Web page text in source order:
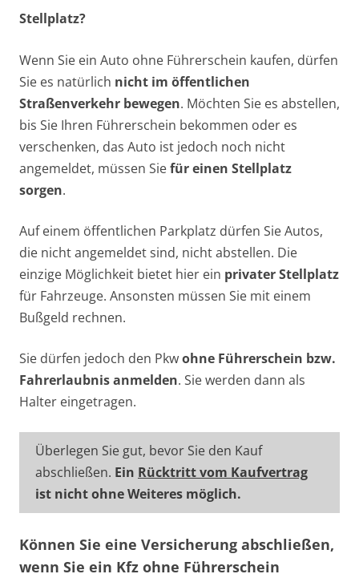
Stellplatz?
Wenn Sie ein Auto ohne Führerschein kaufen, dürfen
Sie es natürlich nicht im öffentlichen
Straßenverkehr bewegen. Möchten Sie es abstellen,
bis Sie Ihren Führerschein bekommen oder es
verschenken, das Auto ist jedoch noch nicht
angemeldet, müssen Siefür einen Stellplatz
sorgen.
Auf einem öffentlichen Parkplatz dürfen Sie Autos,
die nicht angemeldet sind, nicht abstellen. Die
einzige Möglichkeit bietet hier ein privater Stellplatz
für Fahrzeuge. Ansonsten müssen Sie mit einem
Bußgeld rechnen.
Sie dürfen jedoch den Pkwohne Führerschein bzw.
Fahrerlaubnis anmelden. Sie werden dann als
Halter eingetragen.
Überlegen Sie gut, bevor Sie den Kauf
abschließen. Ein Rücktritt vom Kaufvertrag
ist nicht ohne Weiteres möglich.
Können Sie eine Versicherung abschließen,
wenn Sie ein Kfz ohne Führerschein